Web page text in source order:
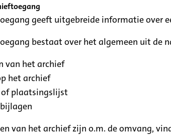
geeft uitgebreide informatie over
bestaat over het algemeen uit de
van het archief
het archief
of plaatsingslijst
van het archief zijn o.m. de omvang,